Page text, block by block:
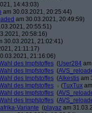
14:43:03)
am 30.03.2021, 20:25:44)
am 30.03.2021, 20:49:59)
20:55:51)
20:58:16)
30.03.2021, 21:02:41)
21:11:17)
21:16:06)
des Impfstoffes (User284
des Impfstoffes (
des Impfstoffes (Alkestis am
des Impfstoffes
(TuxTux
des Impfstoffes (
des Impfstoffes (
Variante (playaz am